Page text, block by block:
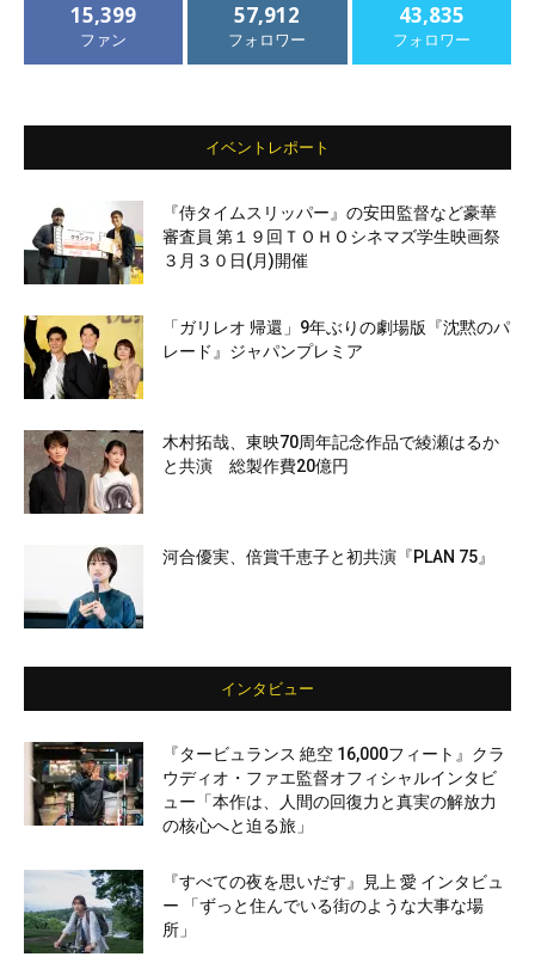
15,399
ファン
57,912
フォロワー
43,835
フォロワー
イベントレポート
『侍タイムスリッパー』の安田監督など豪華
審査員 第１９回ＴＯＨＯシネマズ学生映画祭
３月３０日(月)開催
「ガリレオ 帰還」9年ぶりの劇場版『沈黙のパ
レード』ジャパンプレミア
木村拓哉、東映70周年記念作品で綾瀬はるか
と共演 総製作費20億円
河合優実、倍賞千恵子と初共演『PLAN 75』
インタビュー
『タービュランス 絶空 16,000フィート』クラ
ウディオ・ファエ監督オフィシャルインタビ
ュー「本作は、人間の回復力と真実の解放力
の核心へと迫る旅」
『すべての夜を思いだす』見上 愛 インタビュ
ー 「ずっと住んでいる街のような大事な場
所」